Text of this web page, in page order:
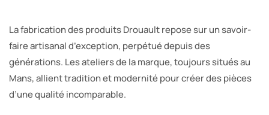
La fabrication des produits Drouault repose sur un savoir-
faire artisanal d’exception, perpétué depuis des
générations. Les ateliers de la marque, toujours situés au
Mans, allient tradition et modernité pour créer des pièces
d’une qualité incomparable.